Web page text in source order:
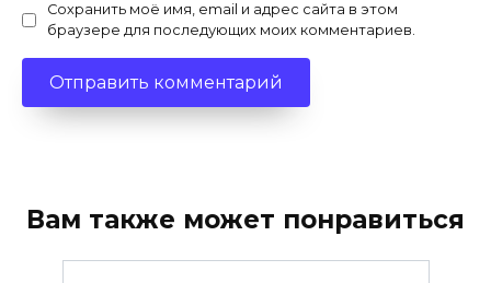
Сохранить моё имя, email и адрес сайта в этом
браузере для последующих моих комментариев.
Вам также может понравиться